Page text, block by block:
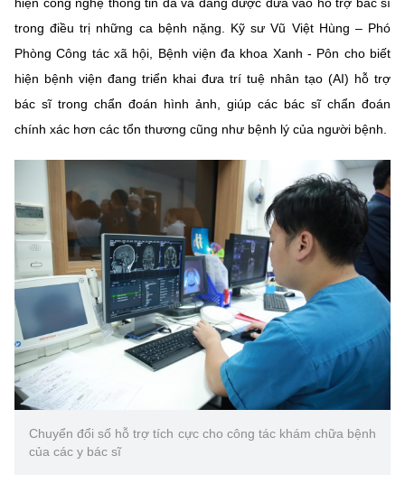
trong điều trị những ca bệnh nặng. Kỹ sư Vũ Việt Hùng – Phó
Phòng Công tác xã hội, Bệnh viện đa khoa Xanh - Pôn cho biết
hiện bệnh viện đang triển khai đưa trí tuệ nhân tạo (AI) hỗ trợ
bác sĩ trong chẩn đoán hình ảnh, giúp các bác sĩ chẩn đoán
chính xác hơn các tổn thương cũng như bệnh lý của người bệnh.
Chuyển đổi số hỗ trợ tích cực cho công tác khám chữa bệnh
của các y bác sĩ